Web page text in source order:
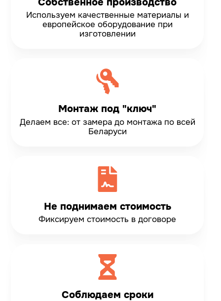
Используем качественные материалы и
европейское оборудование при
изготовлении
Монтаж под "ключ"
Делаем все: от замера до монтажа по всей
Беларуси
Не поднимаем стоимость
Фиксируем стоимость в договоре
Соблюдаем сроки